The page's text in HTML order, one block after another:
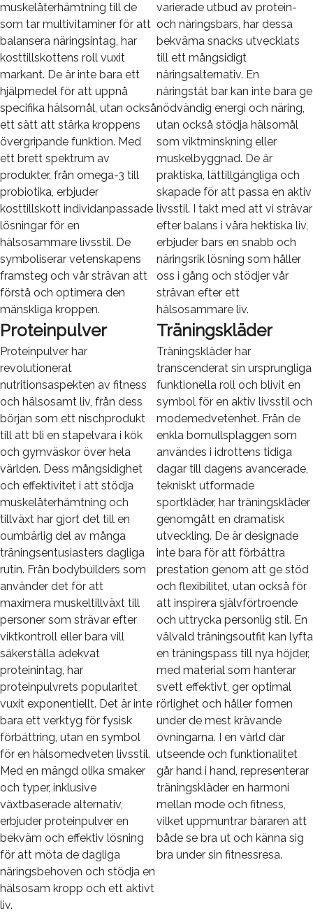
muskelåterhämtning till de
som tar multivitaminer för att
balansera näringsintag, har
kosttillskottens roll vuxit
markant. De är inte bara ett
hjälpmedel för att uppnå
specifika hälsomål, utan också
ett sätt att stärka kroppens
övergripande funktion. Med
ett brett spektrum av
produkter, från omega-3 till
probiotika, erbjuder
kosttillskott individanpassade
lösningar för en
hälsosammare livsstil. De
symboliserar vetenskapens
framsteg och vår strävan att
förstå och optimera den
mänskliga kroppen.
varierade utbud av protein-
och näringsbars, har dessa
bekväma snacks utvecklats
till ett mångsidigt
näringsalternativ. En
näringstät bar kan inte bara ge
nödvändig energi och näring,
utan också stödja hälsomål
som viktminskning eller
muskelbyggnad. De är
praktiska, lättillgängliga och
skapade för att passa en aktiv
livsstil. I takt med att vi strävar
efter balans i våra hektiska liv,
erbjuder bars en snabb och
näringsrik lösning som håller
oss i gång och stödjer vår
strävan efter ett
hälsosammare liv.
Proteinpulver
Proteinpulver har
revolutionerat
nutritionsaspekten av fitness
och hälsosamt liv, från dess
början som ett nischprodukt
till att bli en stapelvara i kök
och gymväskor över hela
världen. Dess mångsidighet
och effektivitet i att stödja
muskelåterhämtning och
tillväxt har gjort det till en
oumbärlig del av många
träningsentusiasters dagliga
rutin. Från bodybuilders som
använder det för att
maximera muskeltillväxt till
personer som strävar efter
viktkontroll eller bara vill
säkerställa adekvat
proteinintag, har
proteinpulvrets popularitet
vuxit exponentiellt. Det är inte
bara ett verktyg för fysisk
förbättring, utan en symbol
för en hälsomedveten livsstil.
Med en mängd olika smaker
och typer, inklusive
växtbaserade alternativ,
erbjuder proteinpulver en
bekväm och effektiv lösning
för att möta de dagliga
näringsbehoven och stödja en
hälsosam kropp och ett aktivt
liv.
Träningskläder
Träningskläder har
transcenderat sin ursprungliga
funktionella roll och blivit en
symbol för en aktiv livsstil och
modemedvetenhet. Från de
enkla bomullsplaggen som
användes i idrottens tidiga
dagar till dagens avancerade,
tekniskt utformade
sportkläder, har träningskläder
genomgått en dramatisk
utveckling. De är designade
inte bara för att förbättra
prestation genom att ge stöd
och flexibilitet, utan också för
att inspirera självförtroende
och uttrycka personlig stil. En
välvald träningsoutfit kan lyfta
en träningspass till nya höjder,
med material som hanterar
svett effektivt, ger optimal
rörlighet och håller formen
under de mest krävande
övningarna. I en värld där
utseende och funktionalitet
går hand i hand, representerar
träningskläder en harmoni
mellan mode och fitness,
vilket uppmuntrar bäraren att
både se bra ut och känna sig
bra under sin fitnessresa.